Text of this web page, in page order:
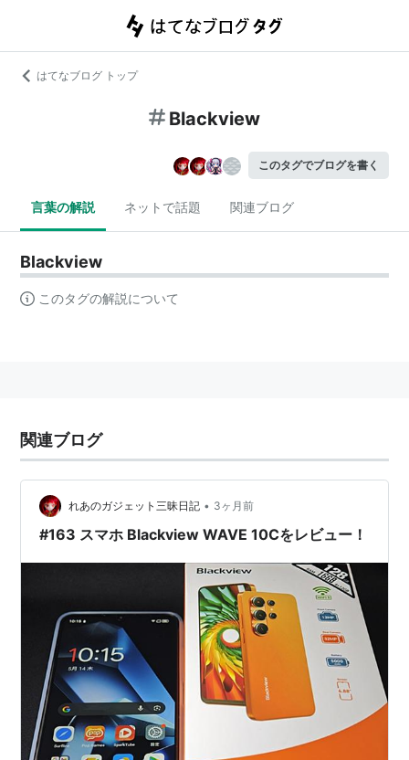
はてなブログ トップ
Blackview
このタグでブログを書く
言葉の解説 ネットで話題 関連ブログ
Blackview
このタグの解説について
関連ブログ
れあのガジェット三昧日記 • 3ヶ月前
#163 スマホ Blackview WAVE 10Cをレビュー！